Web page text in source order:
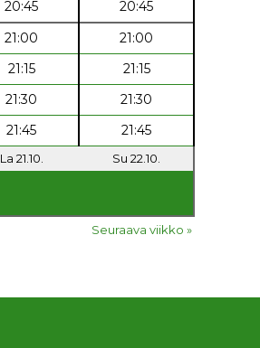
20:45
20:45
21:00
21:00
21:15
21:15
21:30
21:30
21:45 21:45
La 21.10. Su 22.10.
Seuraava viikko »